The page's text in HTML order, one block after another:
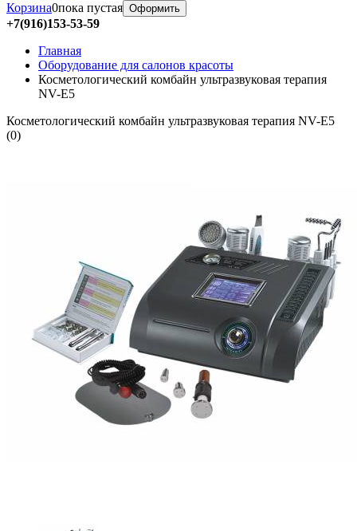
Корзина0пока пустая Оформить
+7(916)153-53-59
Главная
Оборудование для салонов красоты
Косметологический комбайн ультразвуковая терапия
NV-E5
Косметологический комбайн ультразвуковая терапия NV-E5
(0)